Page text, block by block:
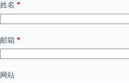
姓名 *
邮箱 *
网站